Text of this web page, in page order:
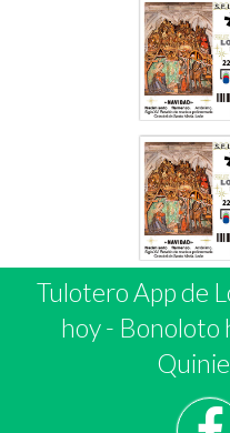
Tulotero App de
hoy- Bonoloto